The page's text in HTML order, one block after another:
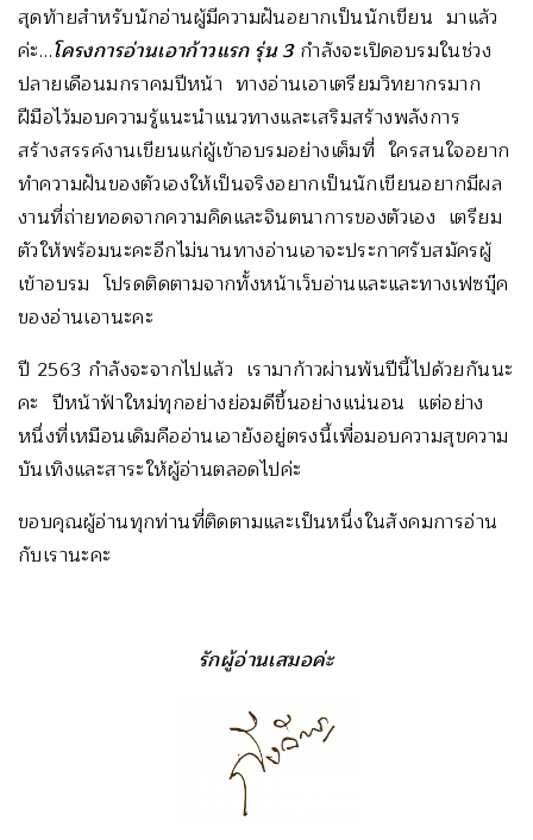
สุดท้ายสำหรับนักอ่านผู้มีความฝันอยากเป็นนักเขียน มาแล้ว
ค่ะ…โครงการอ่านเอาก้าวแรก รุ่น 3กำลังจะเปิดอบรมในช่วง
ปลายเดือนมกราคมปีหน้า ทางอ่านเอาเตรียมวิทยากรมาก
ฝีมือไว้มอบความรู้แนะนำแนวทางและเสริมสร้างพลังการ
สร้างสรรค์งานเขียนแก่ผู้เข้าอบรมอย่างเต็มที่ ใครสนใจอยาก
ทำความฝันของตัวเองให้เป็นจริงอยากเป็นนักเขียนอยากมีผล
งานที่ถ่ายทอดจากความคิดและจินตนาการของตัวเอง เตรียม
ตัวให้พร้อมนะคะอีกไม่นานทางอ่านเอาจะประกาศรับสมัครผู้
เข้าอบรม โปรดติดตามจากทั้งหน้าเว็บอ่านและและทางเฟซบุ๊ค
ของอ่านเอานะคะ
ปี 2563 กำลังจะจากไปแล้ว เรามาก้าวผ่านพ้นปีนี้ไปด้วยกันนะ
คะ ปีหน้าฟ้าใหม่ทุกอย่างย่อมดีขึ้นอย่างแน่นอน แต่อย่าง
หนึ่งที่เหมือนเดิมคืออ่านเอายังอยู่ตรงนี้เพื่อมอบความสุขความ
บันเทิงและสาระให้ผู้อ่านตลอดไปค่ะ
ขอบคุณผู้อ่านทุกท่านที่ติดตามและเป็นหนึ่งในสังคมการอ่าน
กับเรานะคะ
รักผู้อ่านเสมอค่ะ